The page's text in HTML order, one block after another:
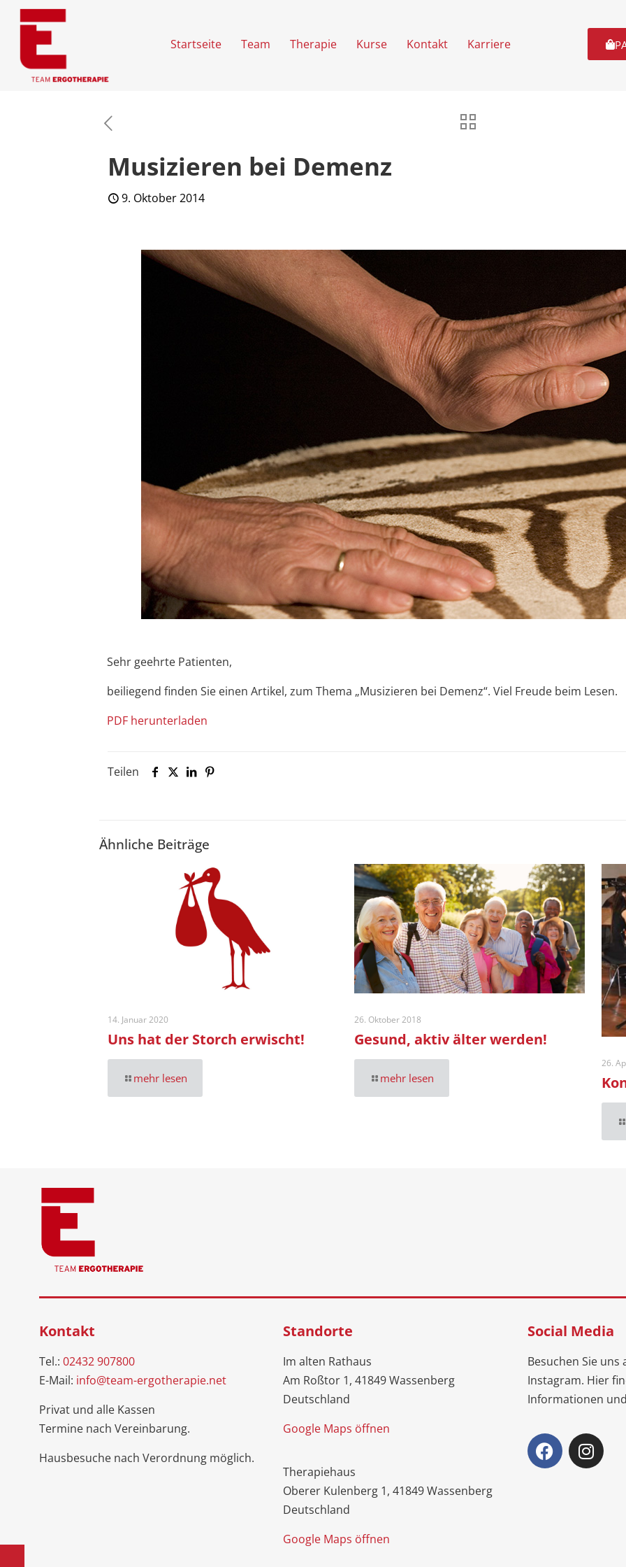
Startseite Team Therapie Kurse Kontakt Karriere
Musizieren bei Demenz
9. Oktober 2014
Sehr geehrte Patienten,
beiliegend finden Sie einen Artikel, zum Thema „Musizieren bei Demenz“. Viel Freude beim Lesen.
PDF herunterladen
Teilen
Ähnliche Beiträge
14. Januar 2020
Uns hat der Storch erwischt!
mehr lesen
26. Oktober 2018
Gesund, aktiv älter werden!
mehr lesen
26.
Kontakt
Tel.: 02432 907800
E-Mail: info@team-ergotherapie.net
Privat und alle Kassen
Termine nach Vereinbarung.
Hausbesuche nach Verordnung möglich.
Standorte
Im alten Rathaus
Am Roßtor 1,41849 Wassenberg
Deutschland
Google Maps öffnen
Therapiehaus
Oberer Kulenberg 1, 41849 Wassenberg
Deutschland
Google Maps öffnen
Social Media
Besuchen Sie uns
Instagram. Hier
Informationen